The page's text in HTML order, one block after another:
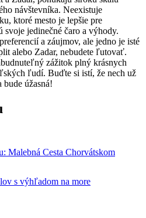
návštevníka. Neexistuje
ktoré mesto je lepšie pre
svoje jedinečné čaro a výhody.
a záujmov, ale jedno je isté
alebo Zadar, nebudete ľutovať.
zážitok plný krásnych
ľudí. Buďte si istí, že nech už
bude úžasná!
Malebná Cesta Chorvátskom
s výhľadom na more